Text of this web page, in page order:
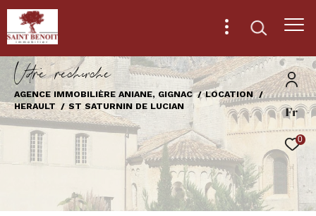
Fr
0
Vore recece
AGENCE IMMOBILIÈRE ANIANE, GIGNAC
LOCATION
HERAULT
ST SATURNIN DE LUCIAN
Effectuer une recherche
et trouver le bien qui correspond à vos
critères
d'offre
Location